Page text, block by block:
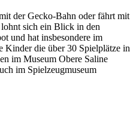
der Gecko-Bahn oder fährt mit
sich ein Blick in den
und hat insbesondere im
Kinder die über 30 Spielplätze in
im Museum Obere Saline
im Spielzeugmuseum